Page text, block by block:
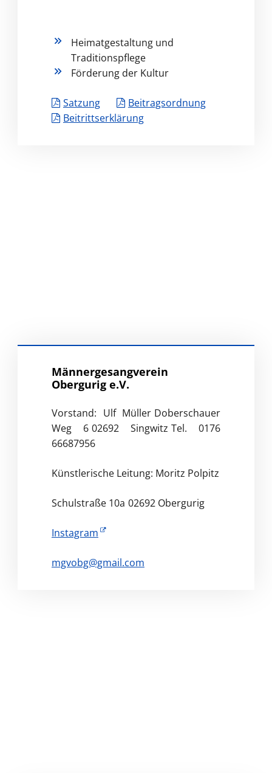
Heimatgestaltung und
Traditionspflege
Förderung der Kultur
Satzung
Beitragsordnung
Beitrittserklärung
Männergesangverein
Obergurig e.V.
Vorstand: Ulf Müller Doberschauer
Weg 6 02692 Singwitz Tel. 0176
66687956
Künstlerische Leitung: Moritz Polpitz
Schulstraße 10a 02692 Obergurig
Instagram
mgvobg@gmail.com